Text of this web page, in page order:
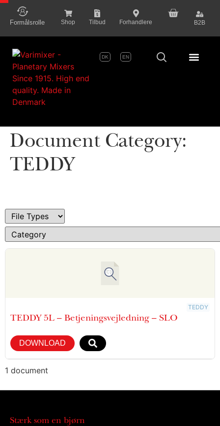
content
Formålsrolle Shop Tilbud Forhandlere B2B
DK EN
Document Category:
TEDDY
TEDDY
TEDDY 5L – Betjeningsvejledning – SLO
DOWNLOAD
1 document
Stærk som en bjørn